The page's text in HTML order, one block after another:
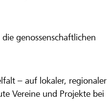
genossenschaftlichen
– auf lokaler, regionaler
Vereine und Projekte bei